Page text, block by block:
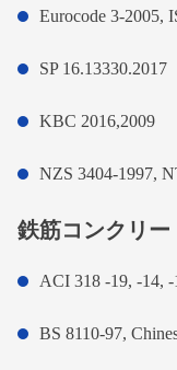
Eurocode 3-2005,
SP 16.13330.2017
KBC 2016,2009
NZS 3404-1997,
鉄筋コンクリ
ACI 318 -19, -14,
BS 8110-97,